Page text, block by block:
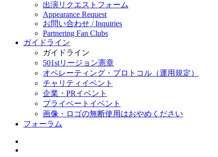
出演リクエストフォーム
Appearance Request
お問い合わせ / Inquiries
Partnering Fan Clubs
ガイドライン
ガイドライン
501stリージョン憲章
オペレーティング・プロトコル（運用規定）
チャリティイベント
企業・PRイベント
プライベートイベント
画像・ロゴの無断使用はおやめください
フォーラム